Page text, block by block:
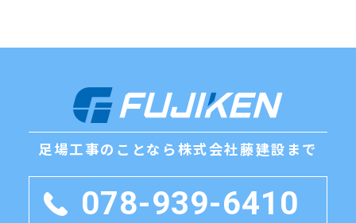
足場工事のことなら 株式会社藤建設まで
078-939-6410